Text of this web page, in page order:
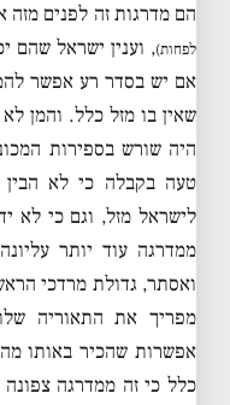
הם מדרגות זה לפנים מזה
לפחות), וענין ישראל שהם
אם יש בסדר רע אפשר
שאין בו מזל כלל. והמן
היה שורש בספירות
טעה בקבלה כי לא
לישראל מזל, וגם כי לא
ממדרגה עוד יותר
ואסתר, גדולת מרדכי
מפריך את התאוריה
אפשרות שהכיר באותו
כלל כי זה ממדרגה